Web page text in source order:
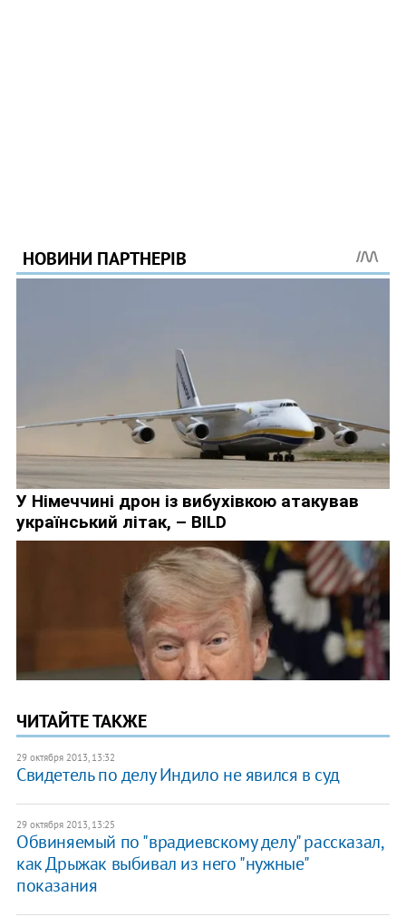
ЧИТАЙТЕ ТАКЖЕ
29 октября 2013, 13:32
Свидетель по делу Индило не явился в суд
29 октября 2013, 13:25
Обвиняемый по "врадиевскому делу" рассказал,
как Дрыжак выбивал из него "нужные"
показания